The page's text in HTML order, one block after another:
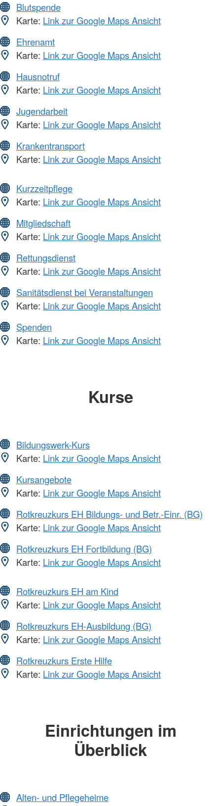
Blutspende
Karte: Link zur Google Maps Ansicht
Ehrenamt
Karte: Link zur Google Maps Ansicht
Hausnotruf
Karte: Link zur Google Maps Ansicht
Jugendarbeit
Karte: Link zur Google Maps Ansicht
Krankentransport
Karte: Link zur Google Maps Ansicht
Kurzzeitpflege
Karte: Link zur Google Maps Ansicht
Mitgliedschaft
Karte: Link zur Google Maps Ansicht
Rettungsdienst
Karte: Link zur Google Maps Ansicht
Sanitätsdienst bei Veranstaltungen
Karte: Link zur Google Maps Ansicht
Spenden
Karte: Link zur Google Maps Ansicht
Kurse
Bildungswerk-Kurs
Karte: Link zur Google Maps Ansicht
Kursangebote
Karte: Link zur Google Maps Ansicht
Rotkreuzkurs EH Bildungs- und Betr.-Einr. (BG)
Karte: Link zur Google Maps Ansicht
Rotkreuzkurs EH Fortbildung (BG)
Karte: Link zur Google Maps Ansicht
Rotkreuzkurs EH am Kind
Karte: Link zur Google Maps Ansicht
Rotkreuzkurs EH-Ausbildung (BG)
Karte: Link zur Google Maps Ansicht
Rotkreuzkurs Erste Hilfe
Karte: Link zur Google Maps Ansicht
Einrichtungen im
Überblick
Alten- und Pflegeheime